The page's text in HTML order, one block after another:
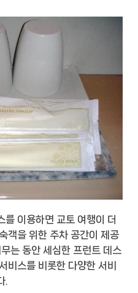
를 이용하면 교토 여행이 더
객을 위한 주차 공간이 제공
는 동안 세심한 프런트 데스
비스를 비롯한 다양한 서비
.